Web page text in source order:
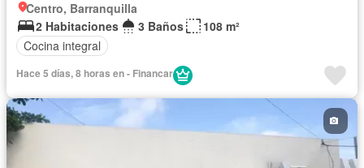
Centro, Barranquilla
2 Habitaciones
3 Baños
108 m²
Cocina integral
Hace 5 días, 8 horas en - Financar